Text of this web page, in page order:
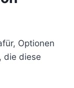
Optionen
die diese